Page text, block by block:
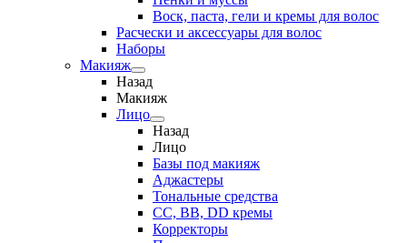
Воск, паста, гели и кремы для волос
Расчески и аксессуары для волос
Наборы
Макияж
Назад
Макияж
Лицо
Назад
Лицо
Базы под макияж
Аджастеры
Тональные средства
CC, BB, DD кремы
Корректоры